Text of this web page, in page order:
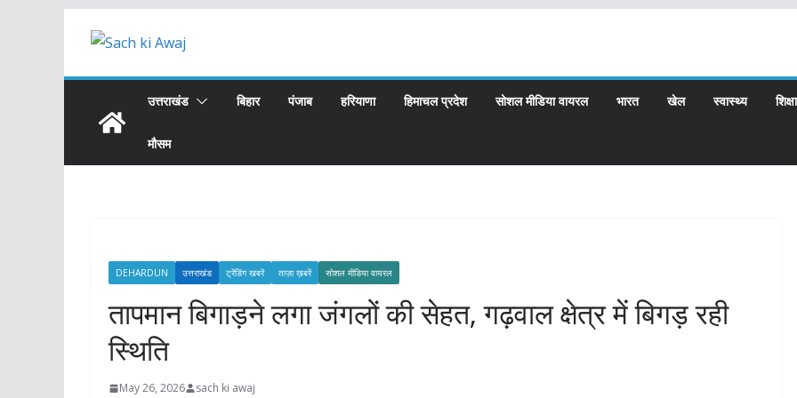
उत्तराखंड बिहार पंजाब हरियाणा हिमाचल प्रदेश सोशल मीडिया वायरल भारत खेल स्वास्थ्य शिक्षा
मौसम
DEHARDUN उत्तराखंड ट्रेंडिंग खबरें ताज़ा ख़बरें सोशल मीडिया वायरल
तापमान बिगाड़ने लगा जंगलों की सेहत, गढ़वाल क्षेत्र में बिगड़ रही
स्थिति
May 26, 2026 sach ki awaj